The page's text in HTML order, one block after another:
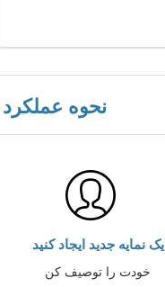
نحوه عملکرد TurDatingGo
یک نمایه جدید ایجاد کنید
خودت را توصیف کن